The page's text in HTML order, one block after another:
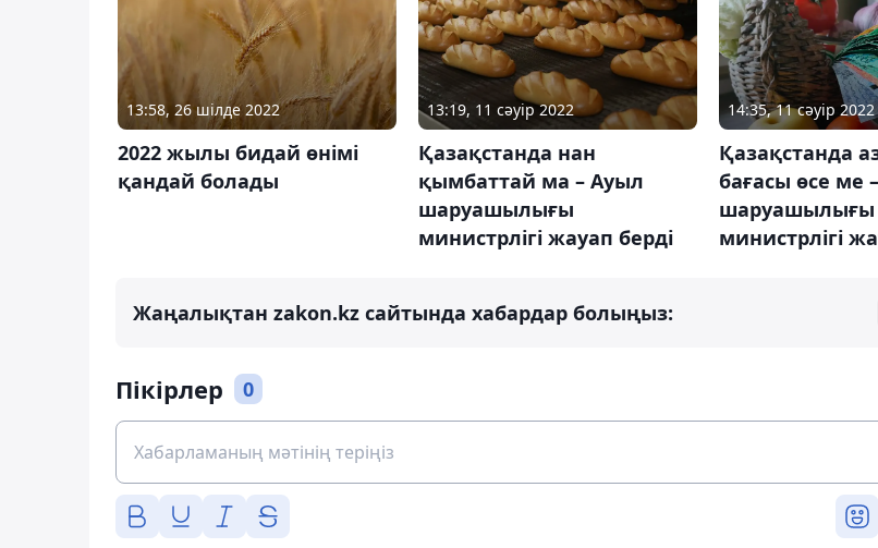
13:58, 26 шілде 2022
2022 жылы бидай өнімі
қандай болады
13:19, 11 сәуір 2022
Қазақстанда нан
қымбаттай ма – Ауыл
шаруашылығы
министрлігі жауап берді
14:35, 11 сәуір 2022
Қазақстанда
бағасы өсе ме
шаруашылығы
министрлігі
Жаңалықтан zakon.kz сайтында хабардар болыңыз:
Пікірлер 0